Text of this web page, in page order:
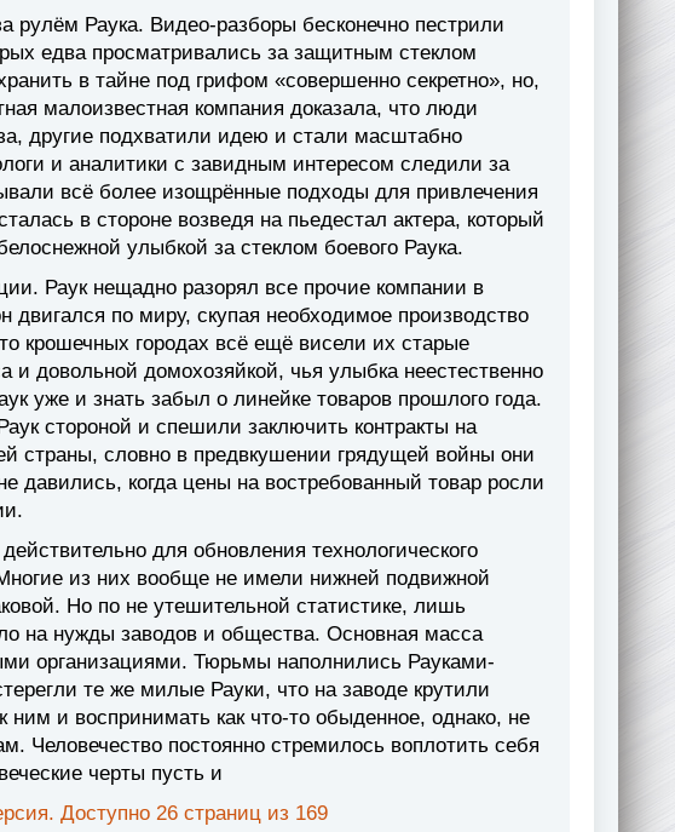
рулём Раука. Видео-разборы бесконечно пестрили
едва просматривались за защитным стеклом
в тайне под грифом «совершенно секретно», но,
малоизвестная компания доказала, что люди
другие подхватили идею и стали масштабно
и аналитики с завидным интересом следили за
всё более изощрённые подходы для привлечения
в стороне возведя на пьедестал актера, который
улыбкой за стеклом боевого Раука.
Раук нещадно разорял все прочие компании в
по миру, скупая необходимое производство
крошечных городах всё ещё висели их старые
довольной домохозяйкой, чья улыбка неестественно
уже и знать забыл о линейке товаров прошлого года.
стороной и спешили заключить контракты на
страны, словно в предвкушении грядущей войны они
давились, когда цены на востребованный товар росли
для обновления технологического
из них вообще не имели нижней подвижной
Но по не утешительной статистике, лишь
на нужды заводов и общества. Основная масса
организациями. Тюрьмы наполнились Рауками-
те же милые Рауки, что на заводе крутили
ним и воспринимать как что-то обыденное, однако, не
Человечество постоянно стремилось воплотить себя
черты пусть и
Доступно 26 страниц из 169